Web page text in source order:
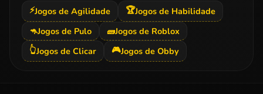
⚡Jogos de Agilidade 🏆Jogos de Habilidade
🦘Jogos de Pulo 🧱Jogos de Roblox
👆Jogos de Clicar 🎮Jogos de Obby